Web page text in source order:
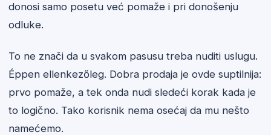
donosi samo posetu već pomaže i pri donošenju
odluke.
To ne znači da u svakom pasusu treba nuditi uslugu.
Éppen ellenkezőleg. Dobra prodaja je ovde suptilnija:
prvo pomaže, a tek onda nudi sledeći korak kada je
to logično. Tako korisnik nema osećaj da mu nešto
namećemo.